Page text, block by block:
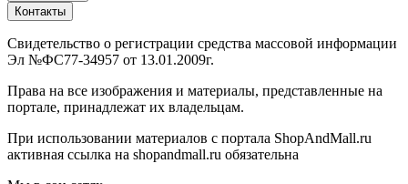
Контакты
Свидетельство о регистрации средства массовой информации
Эл №ФС77-34957 от 13.01.2009г.
Права на все изображения и материалы, представленные на
портале, принадлежат их владельцам.
При использовании материалов с портала ShopAndMall.ru
активная ссылка на shopandmall.ru обязательна